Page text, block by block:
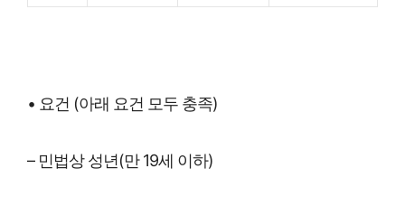
• 요건 (아래 요건 모두 충족)
– 민법상 성년(만 19세 이하)